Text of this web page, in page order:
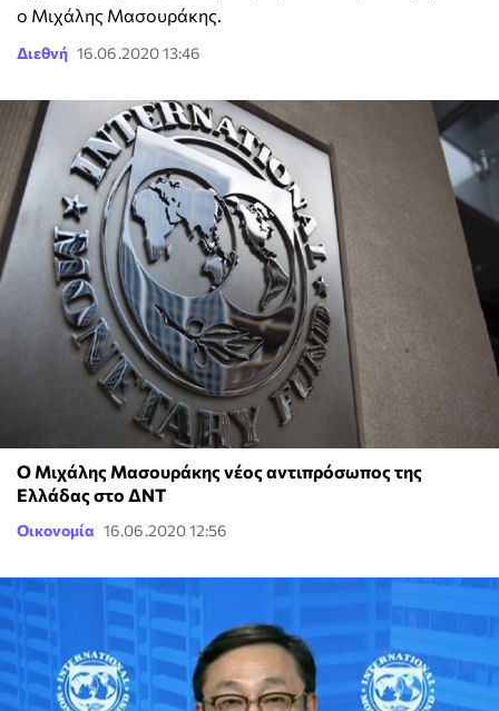
ο Μιχάλης Μασουράκης.
Διεθνή 16.06.2020 13:46
Ο Μιχάλης Μασουράκης νέος αντιπρόσωπος της
Ελλάδας στο ΔΝΤ
Οικονομία 16.06.2020 12:56